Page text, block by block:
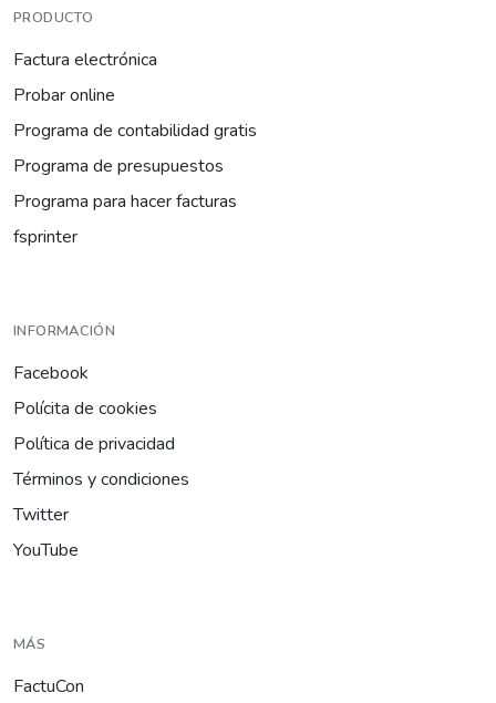
PRODUCTO
Factura electrónica
Probar online
Programa de contabilidad gratis
Programa de presupuestos
Programa para hacer facturas
fsprinter
INFORMACIÓN
Facebook
Polícita de cookies
Política de privacidad
Términos y condiciones
Twitter
YouTube
MÁS
FactuCon